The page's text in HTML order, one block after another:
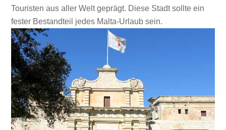
Touristen aus aller Welt geprägt. Diese Stadt sollte ein
fester Bestandteil jedes Malta-Urlaub sein.